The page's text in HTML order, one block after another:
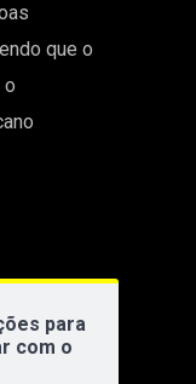
que o
o
para
com o